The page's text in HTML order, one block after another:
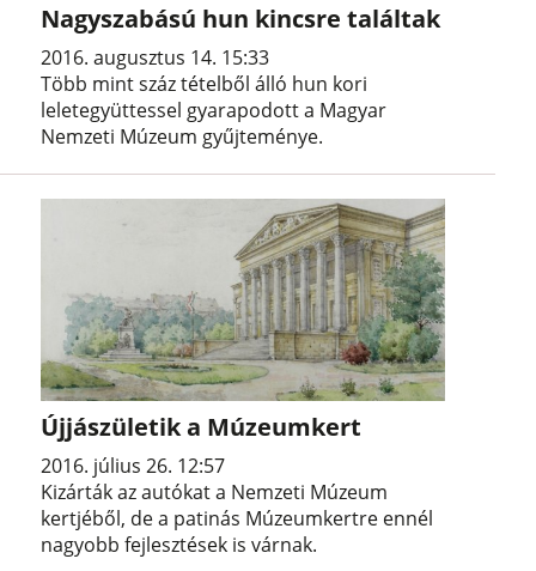
Nagyszabású hun kincsre találtak
2016. augusztus 14. 15:33
Több mint száz tételből álló hun kori
leletegyüttessel gyarapodott a Magyar
Nemzeti Múzeum gyűjteménye.
Újjászületik a Múzeumkert
2016. július 26. 12:57
Kizárták az autókat a Nemzeti Múzeum
kertjéből, de a patinás Múzeumkertre ennél
nagyobb fejlesztések is várnak.